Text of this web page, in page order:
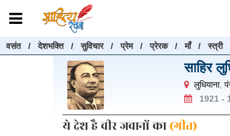
वसंत/देशभक्ति/सुविचार/प्रेम/प्रेरक/माँ/स्त्री
साहिर
लुधियाना,
1921 -
ये देश है वीर जवानों का(गीत)
रचनाएँ खोजें
रचनाएँ खोजने के लिए नीचे दी गई बॉक्स में हिन्दी में लिखें